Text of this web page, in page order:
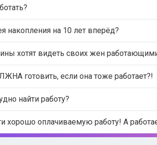
накопления на 10 лет вперёд?
хотят видеть своих жен
готовить, если она тоже работает?!
найти работу?
хорошо оплачиваемую работу! А